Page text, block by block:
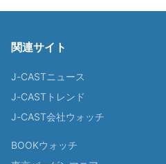
関連サイト
J-CASTニュース
J-CASTトレンド
J-CAST会社ウォッチ
BOOKウォッチ